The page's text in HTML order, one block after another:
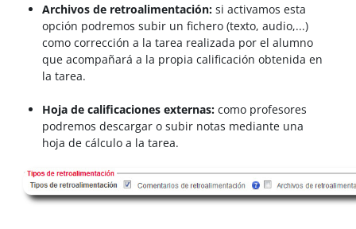
Archivos de retroalimentación:si activamos esta
opción podremos subir un fichero (texto, audio,...)
como corrección a la tarea realizada por el alumno
que acompañará a la propia calificación obtenida en
la tarea.
Hoja de calificaciones externas:como profesores
podremos descargar o subir notas mediante una
hoja de cálculo a la tarea.